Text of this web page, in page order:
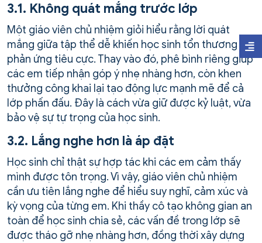
3.1. Không quát mắng trước lớp
Một giáo viên chủ nhiệm giỏi hiểu rằng lời quát
mắng giữa tập thể dễ khiến học sinh tổn thương và
phản ứng tiêu cực. Thay vào đó, phê bình riêng giúp
các em tiếp nhận góp ý nhẹ nhàng hơn, còn khen
thưởng công khai lại tạo động lực mạnh mẽ để cả
lớp phấn đấu. Đây là cách vừa giữ được kỷ luật, vừa
bảo vệ sự tự trọng của học sinh.
3.2. Lắng nghe hơn là áp đặt
Học sinh chỉ thật sự hợp tác khi các em cảm thấy
mình được tôn trọng. Vì vậy, giáo viên chủ nhiệm
cần ưu tiên lắng nghe để hiểu suy nghĩ, cảm xúc và
kỳ vọng của từng em. Khi thầy cô tạo không gian an
toàn để học sinh chia sẻ, các vấn đề trong lớp sẽ
được tháo gỡ nhẹ nhàng hơn, đồng thời xây dựng